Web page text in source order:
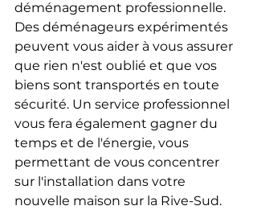
déménagement professionnelle.
Des déménageurs expérimentés
peuvent vous aider à vous assurer
que rien n'est oublié et que vos
biens sont transportés en toute
sécurité. Un service professionnel
vous fera également gagner du
temps et de l'énergie, vous
permettant de vous concentrer
sur l'installation dans votre
nouvelle maison sur la Rive-Sud.